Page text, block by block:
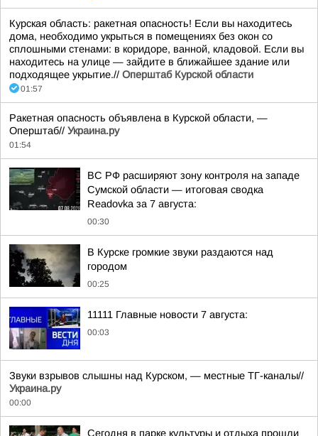
Курская область: ракетная опасность! Если вы находитесь
дома, необходимо укрыться в помещениях без окон со
сплошными стенами: в коридоре, ванной, кладовой. Если вы
находитесь на улице — зайдите в ближайшее здание или
подходящее укрытие.// Оперштаб Курской области
01:57
Ракетная опасность объявлена в Курской области, —
Оперштаб// Украина.ру
01:54
ВС РФ расширяют зону контроля на западе
Сумской области — итоговая сводка
Readovka за 7 августа:
00:30
В Курске громкие звуки раздаются над
городом
00:25
11111 Главные новости 7 августа:
00:03
Звуки взрывов слышны над Курском, — местные ТГ-каналы//
Украина.ру
00:00
Сегодня в парке культуры и отдыха прошли